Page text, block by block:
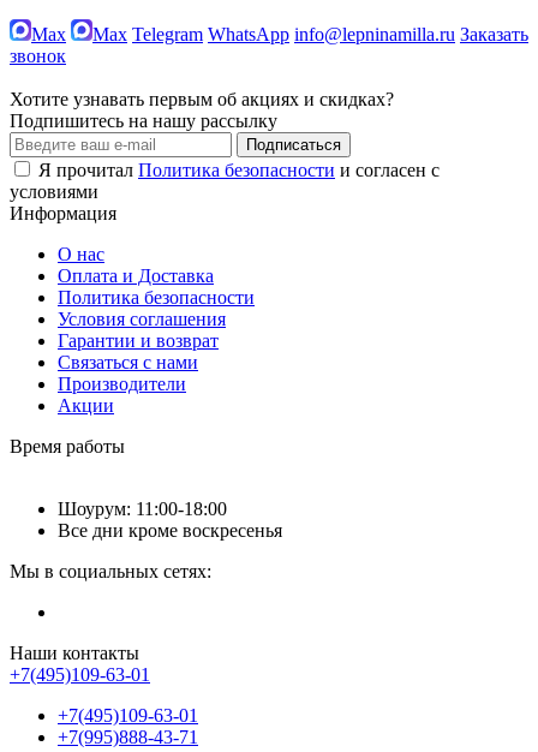
Max Max Telegram WhatsApp info@lepninamilla.ru Заказать
звонок
Хотите узнавать первым об акциях и скидках?
Подпишитесь на нашу рассылку
Подписаться
Я прочитал Политика безопасности и согласен с
условиями
Информация
О нас
Оплата и Доставка
Политика безопасности
Условия соглашения
Гарантии и возврат
Связаться с нами
Производители
Акции
Время работы
Шоурум: 11:00-18:00
Все дни кроме воскресенья
Мы в социальных сетях:
Наши контакты
+7(495)109-63-01
+7(495)109-63-01
+7(995)888-43-71